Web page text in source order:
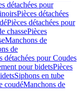
détachées pour
Pièces détachées
Pièces détachées pour
chassePièces
Manchons de
de
détachées pour Coudes
pour bidetsPièces
Siphons en tube
coudéManchons de